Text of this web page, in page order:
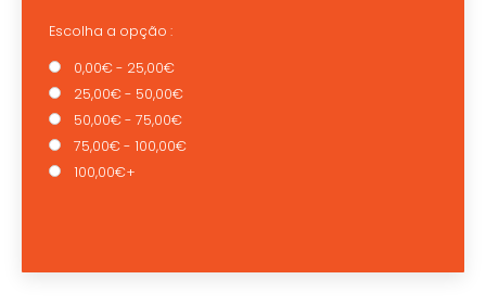
Escolha a opção :
0,00€ - 25,00€
25,00€ - 50,00€
50,00€ - 75,00€
75,00€ - 100,00€
100,00€+